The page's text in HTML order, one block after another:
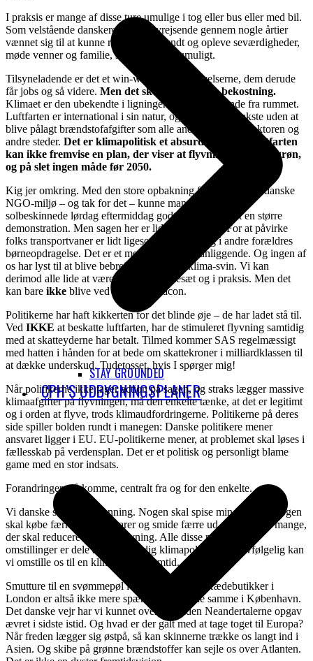
STAY GROUNDED
CPH’S UDBYGNINGSPLANER
I praksis er mange af disse ture umulige i tog eller bus eller med bil.
Som velstående danskere har de flyrejsende gennem nogle årtier
vænnet sig til at kunne rejse jorden rundt og opleve seværdigheder,
møde venner og familie, som ellers var umuligt.
Tilsyneladende er det et win-win. Vi får oplevelserne, dem derude
får jobs og så videre. Men det sker på klimaets bekostning.
Klimaet er den ubekendte i ligningen. Den fraværende fra rummet.
Luftfarten er international i sin natur, og har kunnet vækste uden at
blive pålagt brændstofafgifter som alle andre i transportsektoren og
andre steder. Det er klimapolitisk et absurd show. Og luftfarten
kan ikke fremvise en plan, der viser at flyvning kan blive grøn,
og på slet ingen måde før 2050.
Kig jer omkring. Med den store opbakning fra det grønne, danske
NGO-miljø – og tak for det – kunne man selv på denne
solbeskinnede lørdag eftermiddag godt have forventet en større
demonstration. Men sagen her er lidt op af bakke. For at påvirke
folks transportvaner er lidt ligesom at blande sig i andre forældres
børneopdragelse. Det er et meget personligt anliggende. Og ingen af
os har lyst til at blive bebrejdet at være et klima-svin. Vi kan
derimod alle lide at være globale i tankesæt og i praksis. Men det
kan bare ikke blive ved på samme facon.
Politikerne har haft kikkerten for det blinde øje – de har ladet stå til.
Ved IKKE at beskatte luftfarten, har de stimuleret flyvning samtidig
med at skatteyderne har betalt. Tilmed kommer SAS regelmæssigt
med hatten i hånden for at bede om skattekroner i milliardklassen til
at dække underskud. Tudetosset, hvis I spørger mig!
Når politikerne ikke tager action på sagen, og straks lægger massive
klimaafgifter på flyvningen, må den enkelte tænke, at det er legitimt
og i orden at flyve, trods klimaudfordringerne. Politikerne på deres
side spiller bolden rundt i manegen: Danske politikere mener
ansvaret ligger i EU. EU-politikerne mener, at problemet skal løses i
fællesskab på verdensplan. Det er et politisk og personligt blame
game med en stor indsats.
Forandringer må komme, centralt fra og for den enkelte.
Vi danske skal på afvænning. Nogen skal spise mindre kød. Nogen
skal købe færre forbrugsvarer og smide færre ud. Og så er vi mange,
der skal reducere brug af flyvning. Alle disse nødvendige
omstillinger er dele af en retfærdig klimapolitik. Og selvfølgelig kan
vi omstille os til en klimavenlig fremtid.
Smutture til en svømmepøl i Dubai må udgå. Kædebutikker i
London er altså ikke mere spændende end de samme i København.
Det danske vejr har vi kunnet overleve siden Neandertalerne opgav
ævret i sidste istid. Og hvad er der galt med at tage toget til Europa?
Når freden lægger sig østpå, så kan skinnerne trække os langt ind i
Asien. Og skibe på grønne brændstoffer kan sejle os over Atlanten.